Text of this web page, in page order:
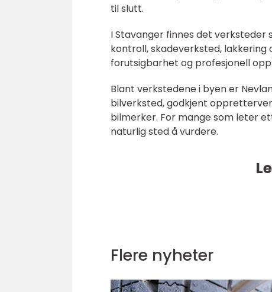
til slutt.
I Stavanger finnes det verksteder
kontroll, skadeverksted,
forutsigbarhet og profesjonell
Blant verkstedene i byen er
bilverksted, godkjent
bilmerker. For mange som leter
naturlig sted å vurdere.
Flere nyheter